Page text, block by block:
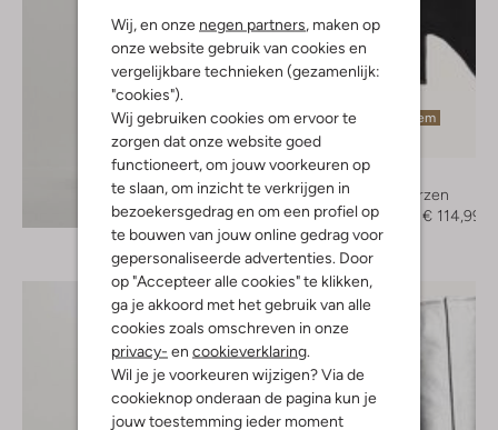
Wij, en onze negen partners , maken op
onze website gebruik van cookies en
vergelijkbare technieken (gezamenlijk:
"cookies").
Wij gebruiken cookies om ervoor te
zorgen dat onze website goed
functioneert, om jouw voorkeuren op
te slaan, om inzicht te verkrijgen in
bezoekersgedrag en om een profiel op
te bouwen van jouw online gedrag voor
gepersonaliseerde advertenties. Door
op "Accepteer alle cookies" te klikken,
ga je akkoord met het gebruik van alle
cookies zoals omschreven in onze
privacy- en cookieverklaring
Wil je je voorkeuren wijzigen? Via de
cookieknop onderaan de pagina kun je
jouw toestemming ieder moment
Ontdek de look
Laatste item
Notre-V
Hoge laarzen
€ 229,95
€ 114,99